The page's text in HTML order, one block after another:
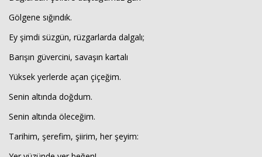
Gölgene sığındık.
Ey şimdi süzgün, rüzgarlarda dalgalı;
Barışın güvercini, savaşın kartalı
Yüksek yerlerde açan çiçeğim.
Senin altında doğdum.
Senin altında öleceğim.
Tarihim, şerefim, şiirim, her şeyim: